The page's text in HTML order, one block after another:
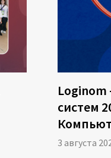
Loginom
систем
3 августа